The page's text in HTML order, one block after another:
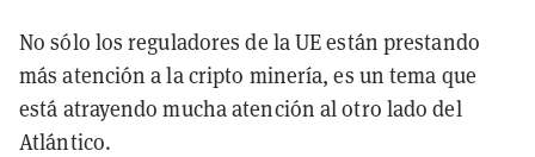
No sólo los reguladores de la UE están prestando
más atención a la cripto minería, es un tema que
está atrayendo mucha atención al otro lado del
Atlántico.